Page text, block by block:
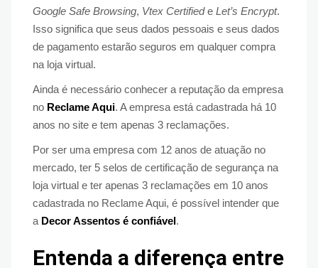
Google Safe Browsing, Vtex Certifiede Let’s Encrypt.
Isso significa que seus dados pessoais e seus dados
de pagamento estarão seguros em qualquer compra
na loja virtual.
Ainda é necessário conhecer a reputação da empresa
no Reclame Aqui. A empresa está cadastrada há 10
anos no site e tem apenas 3 reclamações.
Por ser uma empresa com 12 anos de atuação no
mercado, ter 5 selos de certificação de segurança na
loja virtual e ter apenas 3 reclamações em 10 anos
cadastrada no Reclame Aqui, é possível intender que
a Decor Assentos é confiável.
Entenda a diferença entre